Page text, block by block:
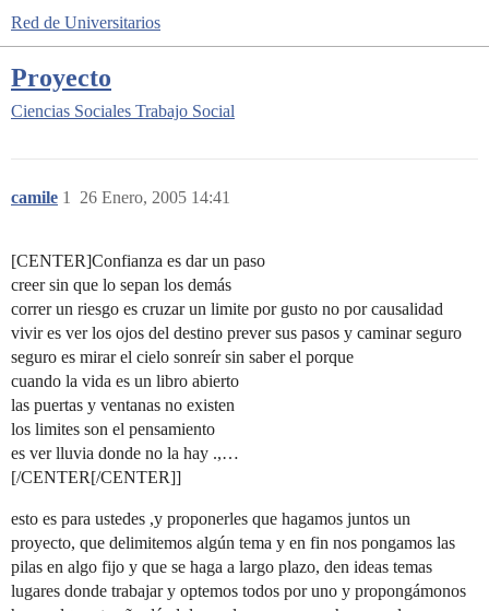
Red de Universitarios
Proyecto
Ciencias Sociales Trabajo Social
camile 26 Enero, 2005 14:41
1
[CENTER]Confianza es dar un paso
creer sin que lo sepan los demás
correr un riesgo es cruzar un limite por gusto no por causalidad
vivir es ver los ojos del destino prever sus pasos y caminar seguro
seguro es mirar el cielo sonreír sin saber el porque
cuando la vida es un libro abierto
las puertas y ventanas no existen
los limites son el pensamiento
es ver lluvia donde no la hay .,…
[/CENTER[/CENTER]]
esto es para ustedes ,y proponerles que hagamos juntos un
proyecto, que delimitemos algún tema y en fin nos pongamos las
pilas en algo fijo y que se haga a largo plazo, den ideas temas
lugares donde trabajar y optemos todos por uno y propongámonos